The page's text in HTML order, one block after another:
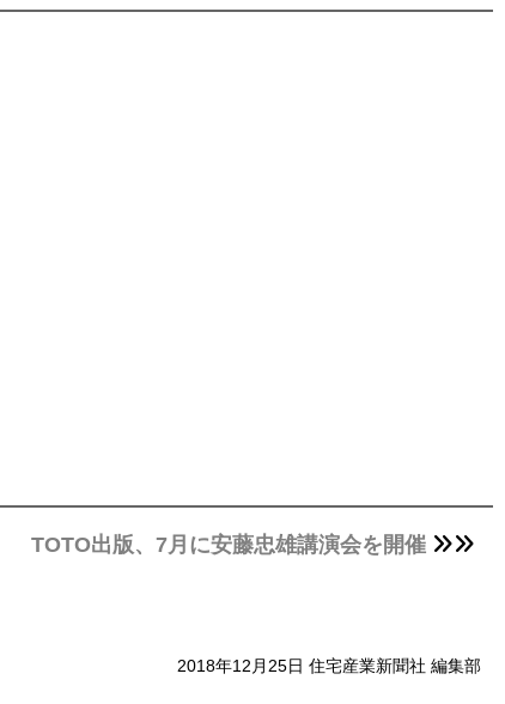
TOTO出版、7月に安藤忠雄講演会を開催
2018年12月25日 住宅産業新聞社 編集部